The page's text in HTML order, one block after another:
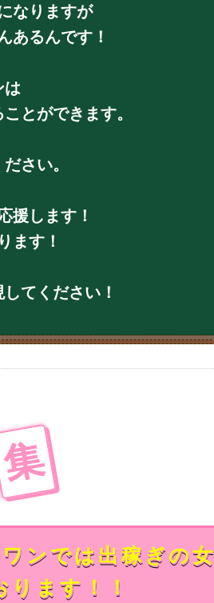
なりますが
あるんです！
は
とができます。
さい。
援します！
ます！
てください！
集
ンでは出稼ぎの女
ます！！